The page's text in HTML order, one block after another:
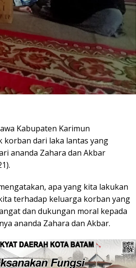
Kabupaten Karimun
dari laka lantas yang
ananda Zahara dan Akbar
apa yang kita lakukan
terhadap keluarga korban yang
dan dukungan moral kepada
ananda Zahara dan Akbar.